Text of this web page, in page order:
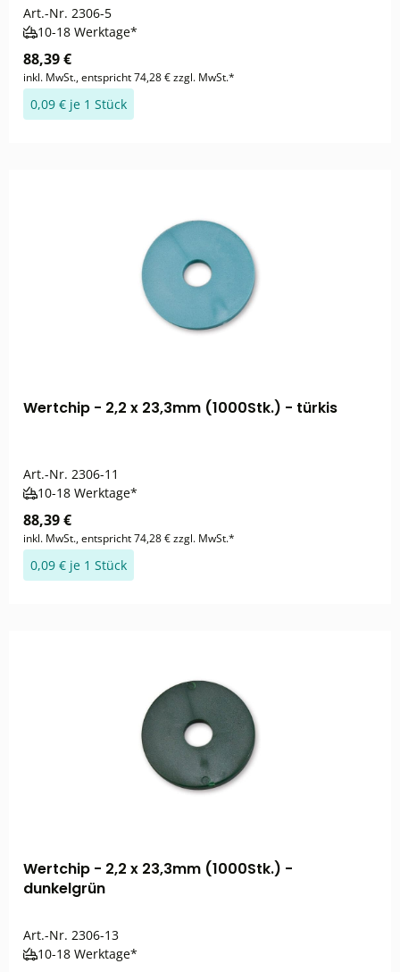
Art.-Nr. 2306-5
10-18 Werktage*
88,39 €
inkl. MwSt., entspricht 74,28 € zzgl. MwSt.*
0,09 € je 1 Stück
Wertchip - 2,2 x 23,3mm (1000Stk.) - türkis
Art.-Nr. 2306-11
10-18 Werktage*
88,39 €
inkl. MwSt., entspricht 74,28 € zzgl. MwSt.*
0,09 € je 1 Stück
Wertchip - 2,2 x 23,3mm (1000Stk.) -
dunkelgrün
Art.-Nr. 2306-13
10-18 Werktage*